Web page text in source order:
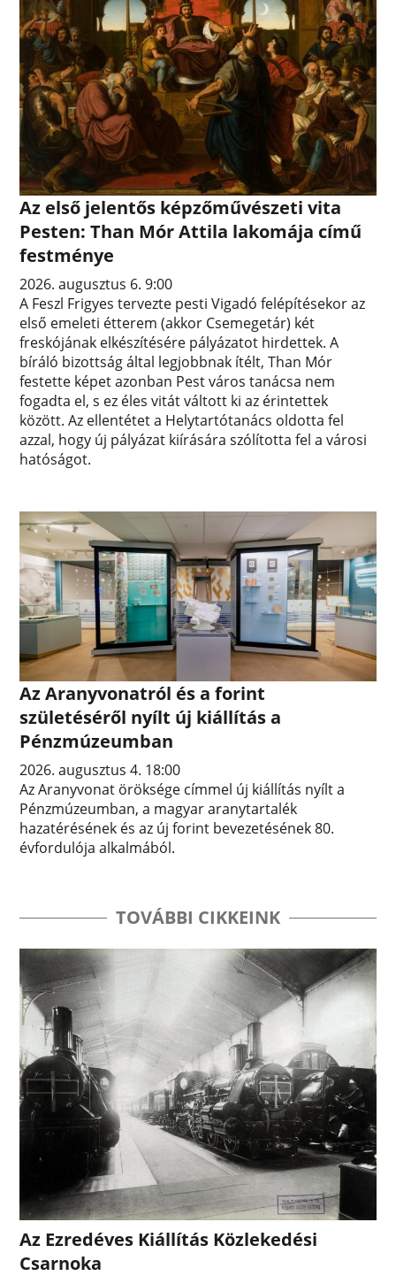
Az első jelentős képzőművészeti vita
Pesten: Than Mór Attila lakomája című
festménye
2026. augusztus 6. 9:00
A Feszl Frigyes tervezte pesti Vigadó felépítésekor az
első emeleti étterem (akkor Csemegetár) két
freskójának elkészítésére pályázatot hirdettek. A
bíráló bizottság által legjobbnak ítélt, Than Mór
festette képet azonban Pest város tanácsa nem
fogadta el, s ez éles vitát váltott ki az érintettek
között. Az ellentétet a Helytartótanács oldotta fel
azzal, hogy új pályázat kiírására szólította fel a városi
hatóságot.
Az Aranyvonatról és a forint
születéséről nyílt új kiállítás a
Pénzmúzeumban
2026. augusztus 4. 18:00
Az Aranyvonat öröksége címmel új kiállítás nyílt a
Pénzmúzeumban, a magyar aranytartalék
hazatérésének és az új forint bevezetésének 80.
évfordulója alkalmából.
TOVÁBBI CIKKEINK
Az Ezredéves Kiállítás Közlekedési
Csarnoka